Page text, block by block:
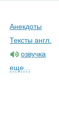
Анекдоты
Тексты англ.
озвучка
еще...